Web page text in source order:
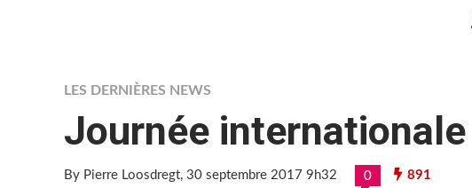
LES DERNIÈRES NEWS
Journée
By Pierre Loosdregt, 30 septembre 2017 9h32 0 891